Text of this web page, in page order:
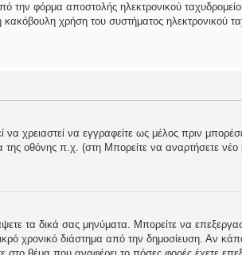
την φόρμα αποστολής ηλεκτρονικού
κακόβουλη χρήση του συστήματος ηλεκτρονικού
χρειαστεί να εγγραφείτε ως μέλος πριν
της οθόνης π.χ. (στη Μπορείτε να αναρτήσετε
τα δικά σας μηνύματα. Μπορείτε να
χρονικό διάστημα από την δημοσίευση. Αν